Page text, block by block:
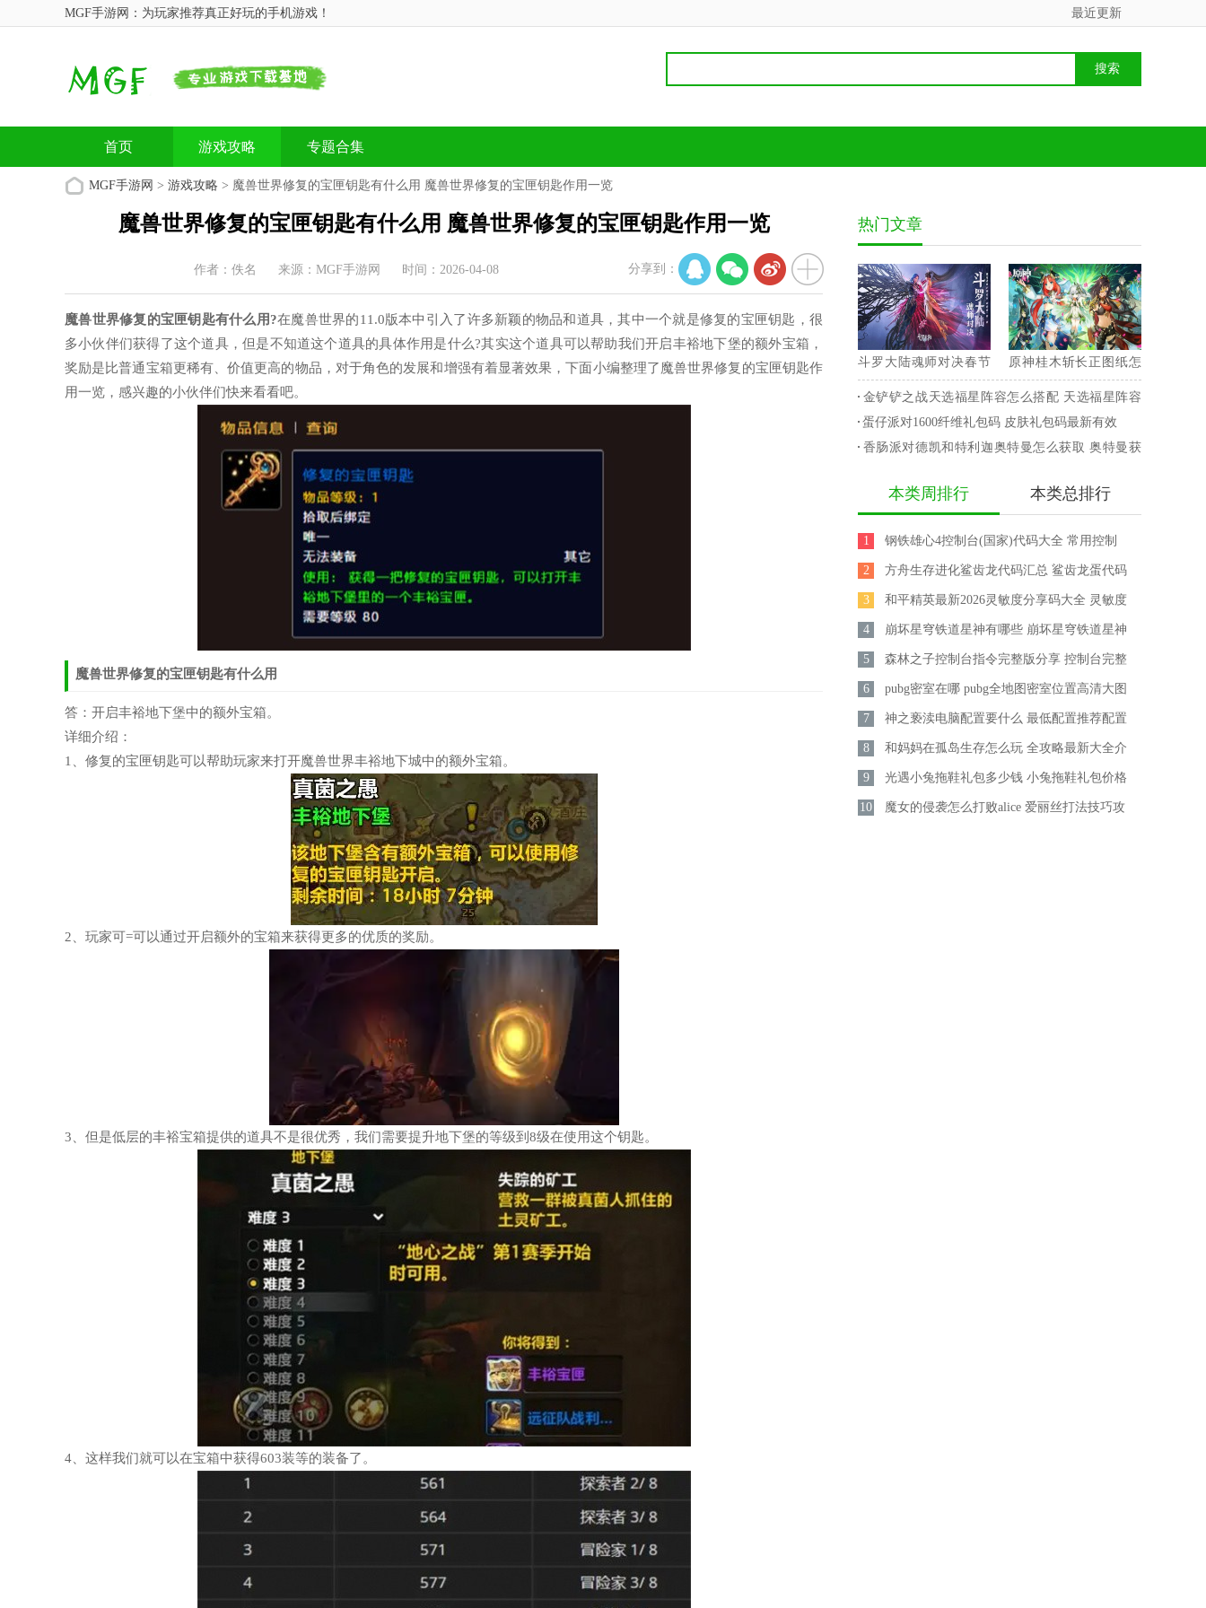
MGF手游网：为玩家推荐真正好玩的手机游戏！ 最近更新
首页 游戏攻略 专题合集
MGF手游网 > 游戏攻略 > 魔兽世界修复的宝匣钥匙有什么用 魔兽世界修复的宝匣钥匙作用一览
魔兽世界修复的宝匣钥匙有什么用 魔兽世界修复的宝匣钥匙作用一览
作者：佚名 来源：MGF手游网 时间：2026-04-08
魔兽世界修复的宝匣钥匙有什么用?在魔兽世界的11.0版本中引入了许多新颖的物品和道具，其中一个就是修复的宝匣钥匙，很
多小伙伴们获得了这个道具，但是不知道这个道具的具体作用是什么?其实这个道具可以帮助我们开启丰裕地下堡的额外宝箱，
奖励是比普通宝箱更稀有、价值更高的物品，对于角色的发展和增强有着显著效果，下面小编整理了魔兽世界修复的宝匣钥匙作
用一览，感兴趣的小伙伴们快来看看吧。
魔兽世界修复的宝匣钥匙有什么用
答：开启丰裕地下堡中的额外宝箱。
详细介绍：
1、修复的宝匣钥匙可以帮助玩家来打开魔兽世界丰裕地下城中的额外宝箱。
2、玩家可=可以通过开启额外的宝箱来获得更多的优质的奖励。
3、但是低层的丰裕宝箱提供的道具不是很优秀，我们需要提升地下堡的等级到8级在使用这个钥匙。
4、这样我们就可以在宝箱中获得603装等的装备了。
分享到：
热门文章
斗罗大陆魂师对决春节
兑换码 2023最新永久兑
换码
原神桂木斩长正图纸怎
么获得 桂木斩长正图纸
获取攻略
金铲铲之战天选福星阵容怎么搭配 天选福星阵容
攻略
蛋仔派对1600纤维礼包码 皮肤礼包码最新有效
香肠派对德凯和特利迦奥特曼怎么获取 奥特曼获
本类周排行 本类总排行
1 钢铁雄心4控制台(国家)代码大全 常用控制
台秘籍汇总
2 方舟生存进化鲨齿龙代码汇总 鲨齿龙蛋代码
大全
3 和平精英最新2026灵敏度分享码大全 灵敏度
怎么调最稳
4 崩坏星穹铁道星神有哪些 崩坏星穹铁道星神
实力排行
5 森林之子控制台指令完整版分享 控制台完整
指令怎么用
6 pubg密室在哪 pubg全地图密室位置高清大图
一览2026
7 神之亵渎电脑配置要什么 最低配置推荐配置
一览
8 和妈妈在孤岛生存怎么玩 全攻略最新大全介
绍
9 光遇小兔拖鞋礼包多少钱 小兔拖鞋礼包价格
介绍
10 魔女的侵袭怎么打败alice 爱丽丝打法技巧攻